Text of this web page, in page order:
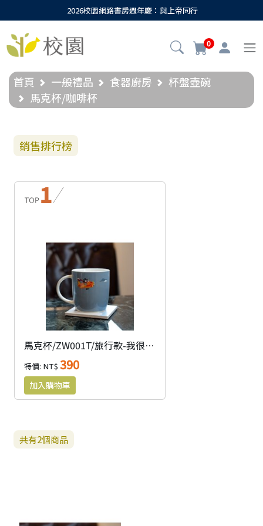
2026校園網路書房週年慶：與上帝同行
0
首頁 一般禮品 食器廚房
杯盤壺碗
馬克杯/咖啡杯
銷售排行榜
馬克杯/ZW001T/旅行款-我很勇敢
特價: NT$390
共有2個商品